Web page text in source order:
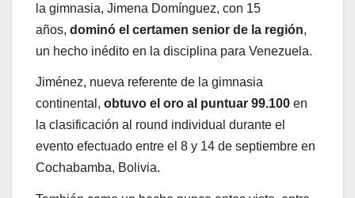
la gimnasia, Jimena Domínguez, con 15
años, dominó el certamen senior de la región,
un hecho inédito en la disciplina para Venezuela.
Jiménez, nueva referente de la gimnasia
continental, obtuvo el oro al puntuar 99.100 en
la clasificación al round individual durante el
evento efectuado entre el 8 y 14 de septiembre en
Cochabamba, Bolivia.